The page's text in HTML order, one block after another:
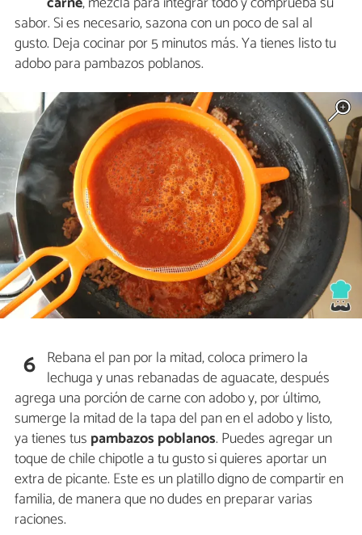
sabor. Si es necesario, sazona con un poco de sal al
gusto. Deja cocinar por 5 minutos más. Ya tienes listo tu
adobo para pambazos poblanos.
6 Rebana el pan por la mitad, coloca primero la
lechuga y unas rebanadas de aguacate, después
agrega una porción de carne con adobo y, por último,
sumerge la mitad de la tapa del pan en el adobo y listo,
ya tienes tus pambazos poblanos. Puedes agregar un
toque de chile chipotle a tu gusto si quieres aportar un
extra de picante. Este es un platillo digno de compartir en
familia, de manera que no dudes en preparar varias
raciones.